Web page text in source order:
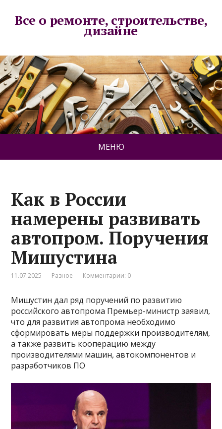
Все о ремонте, строительстве,
дизайне
МЕНЮ
Как в России
намерены развивать
автопром. Поручения
Мишустина
11.07.2025 Разное Комментарии: 0
Мишустин дал ряд поручений по развитию
российского автопрома Премьер-министр заявил,
что для развития автопрома необходимо
сформировать меры поддержки производителям,
а также развить кооперацию между
производителями машин, автокомпонентов и
разработчиков ПО